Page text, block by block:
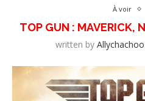
À voir
TOP GUN : MAVERICK,
written by Allychachoo